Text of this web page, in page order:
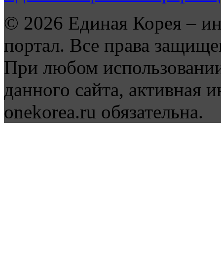
© 2026 Единая Корея –
портал. Все права
При любом
данного сайта, активная
onekorea.ru обязательна.